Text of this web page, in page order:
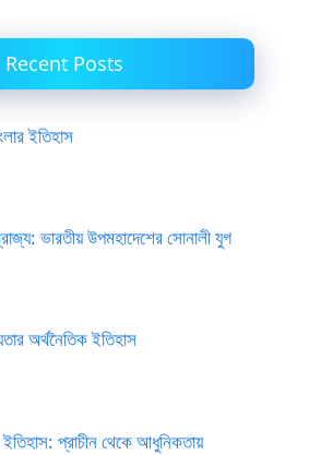
Recent Posts
ইতিহাস
ভারতীয় উপমহাদেশের সোনালী যুগ
অর্থনৈতিক ইতিহাস
প্রাচীন থেকে আধুনিকতায়